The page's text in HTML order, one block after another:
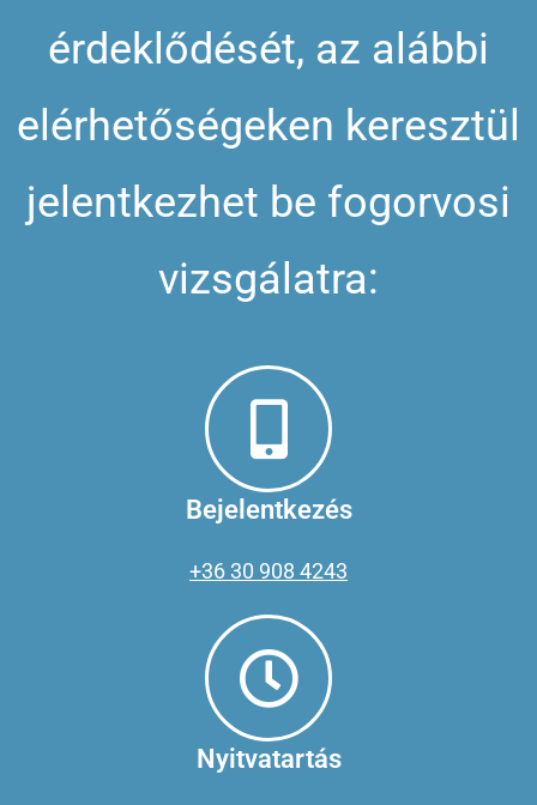
érdeklődését, az alábbi
elérhetőségeken keresztül
jelentkezhet be fogorvosi
vizsgálatra:
Bejelentkezés
+36 30 908 4243
Nyitvatartás